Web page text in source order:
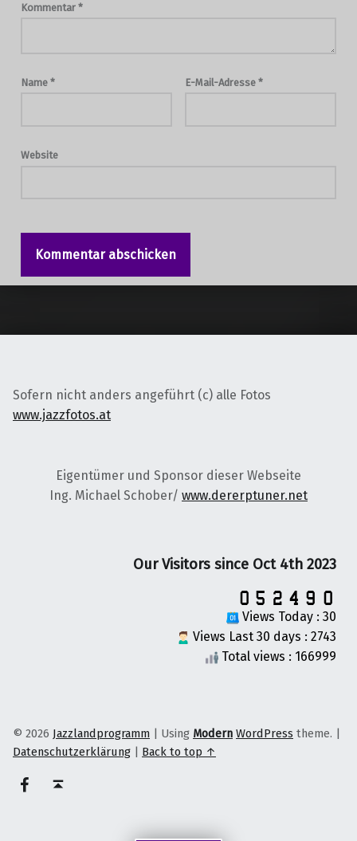
Kommentar *
Name * E-Mail-Adresse *
Website
Sofern nicht anders angeführt (c) alle Fotos
www.jazzfotos.at
Eigentümer und Sponsor dieser Webseite
Ing. Michael Schober/ www.dererptuner.net
Our Visitors since Oct 4th 2023
Views Today : 30
Views Last 30 days : 2743
Total views : 166999
© 2026 Jazzlandprogramm | Using Modern WordPress theme. |
Datenschutzerklärung | Back to top ↑